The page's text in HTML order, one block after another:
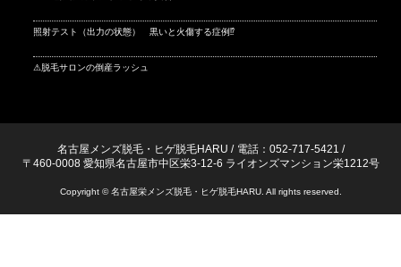
照射テスト（出力の状態） 黒いと火傷する症例⁉
⚠脱毛サロンの倒産ラッシュ
名古屋メンズ脱毛・ヒゲ脱毛HARU / 電話：052-717-5421 /
〒460-0008 愛知県名古屋市中区栄3-12-6 ライオンズマンション栄1212号
Copyright © 名古屋栄メンズ脱毛・ヒゲ脱毛HARU. All rights reserved.